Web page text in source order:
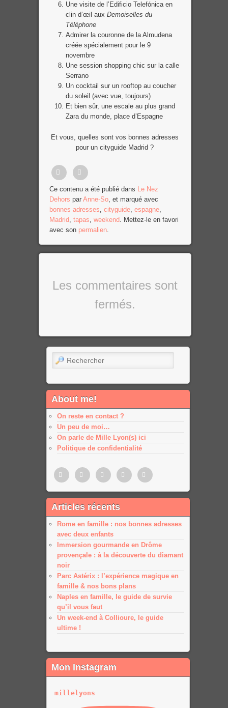
Une visite de l’Edificio Telefónica en
clin d’œil auxDemoiselles du
Téléphone
Admirer la couronne de la Almudena
créée spécialement pour le 9
novembre
Une session shopping chic sur la calle
Serrano
Un cocktail sur un rooftop au coucher
du soleil (avec vue, toujours)
Et bien sûr, une escale au plus grand
Zara du monde, place d’Espagne
Et vous, quelles sont vos bonnes adresses
pour un cityguide Madrid ?
Partager
sur
Facebook
Tweet
Ce contenu a été publié dans Le Nez
Dehors par Anne-So, et marqué avec
bonnes adresses cityguide, espagne,
Madrid, tapas weekend. Mettez-le en favori
avec son permalien.
Les commentaires sont
fermés.
Rechercher
About me!
On reste en contact ?
Un peu de moi…
On parle de Mille Lyon(s) ici
Politique de confidentialité
PinterestTwitter FacebookGoogle
plus
Google
Articles récents
Rome en famille : nos bonnes adresses
avec deux enfants
Immersion gourmande en Drôme
provençale : à la découverte du diamant
noir
Parc Astérix : l’expérience magique en
famille & nos bons plans
Naples en famille, le guide de survie
qu’il vous faut
Un week-end à Collioure, le guide
ultime !
Mon Instagram
millelyons